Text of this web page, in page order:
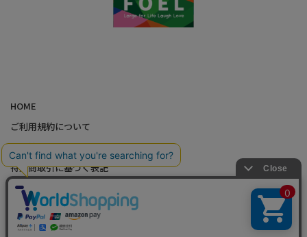
HOME
ご利用規約について
個人情報の取り扱いについて
特定商取引に基づく表記
会社概要
カード会員（情報変更/ポイント照会）
お問い合わせ